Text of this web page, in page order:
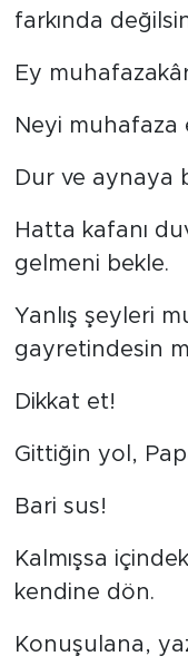
farkında
Ey
Neyi muhafaza
Dur ve aynaya
Hatta kafanı
gelmeni bekle.
Yanlış şeyleri
gayretindesin
Dikkat et!
Gittiğin yol,
Bari sus!
Kalmışsa
kendine dön.
Konuşulana,